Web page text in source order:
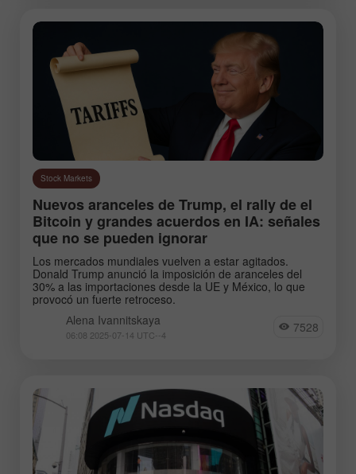
Stock Markets
Nuevos aranceles de Trump, el rally de el
Bitcoin y grandes acuerdos en IA: señales
que no se pueden ignorar
Los mercados mundiales vuelven a estar agitados.
Donald Trump anunció la imposición de aranceles del
30% a las importaciones desde la UE y México, lo que
provocó un fuerte retroceso.
Аlena Ivannitskaya
06:08 2025-07-14 UTC--4 7528